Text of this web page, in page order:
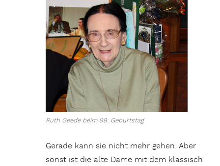
Ruth Geede beim 98. Geburtstag
Gerade kann sie nicht mehr gehen. Aber
sonst ist die alte Dame mit dem klassisch